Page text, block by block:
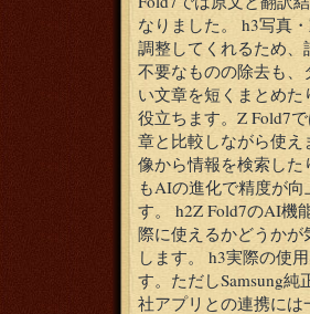
なりました。 h3写真
調整してくれるため
不要なものの除去も
い文章を短くまとめ
役立ちます。Z Fold7
章と比較しながら使
像から情報を検索し
もAIの進化で精度が
す。 h2Z Fold7のAI機
際に使えるかどうか
します。 h3実際の使
す。ただしSamsung
社アプリとの連携には